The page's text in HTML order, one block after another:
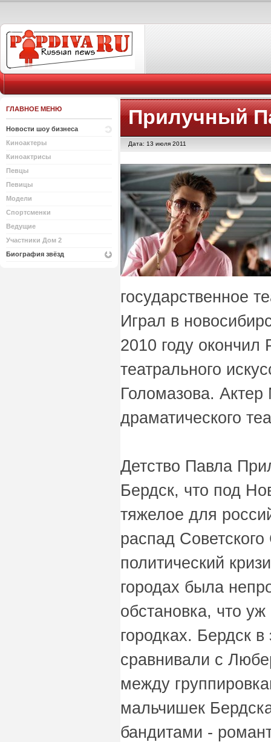
ГЛАВНОЕ МЕНЮ
Новости шоу бизнеса
Киноактеры
Киноактрисы
Певцы
Певицы
Модели
Спортсменки
Ведущие
Участники Дом 2
Биография звёзд
Прилучный
Дата: 13 июля 2011
государственное
Играл в
2010 году
театрального
Голомазова. Актер
драматического
Детство Павла
Бердск, что под
тяжелое для
распад
политический
городах была
обстановка, что
городках. Бердск
сравнивали с
между
мальчишек
бандитами -